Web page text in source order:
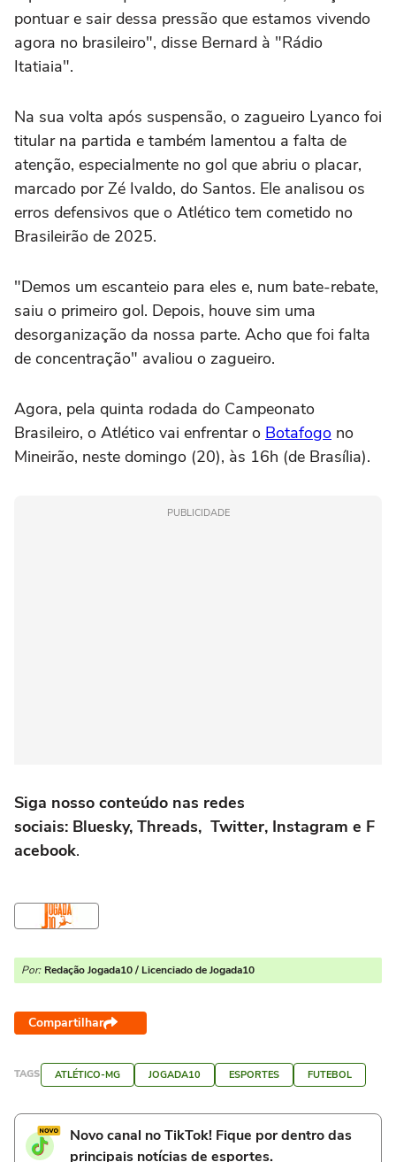
pontuar e sair dessa pressão que estamos vivendo
agora no brasileiro", disse Bernard à "Rádio
Itatiaia".
Na sua volta após suspensão, o zagueiro Lyanco foi
titular na partida e também lamentou a falta de
atenção, especialmente no gol que abriu o placar,
marcado por Zé Ivaldo, do Santos. Ele analisou os
erros defensivos que o Atlético tem cometido no
Brasileirão de 2025.
"Demos um escanteio para eles e, num bate-rebate,
saiu o primeiro gol. Depois, houve sim uma
desorganização da nossa parte. Acho que foi falta
de concentração" avaliou o zagueiro.
Agora, pela quinta rodada do Campeonato
Brasileiro, o Atlético vai enfrentar o Botafogo no
Mineirão, neste domingo (20), às 16h (de Brasília).
PUBLICIDADE
Siga nosso conteúdo nas redes
sociais: Bluesky, Threads, Twitter, Instagram e F
acebook.
Por: Redação Jogada10 / Licenciado de Jogada10
Compartilhar
TAGS ATLÉTICO-MG JOGADA10 ESPORTES FUTEBOL
Novo canal no TikTok! Fique por dentro das
principais notícias de esportes.